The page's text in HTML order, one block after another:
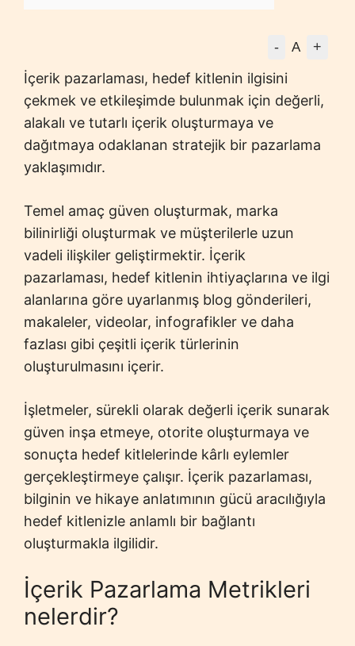
- A +
İçerik pazarlaması, hedef kitlenin ilgisini
çekmek ve etkileşimde bulunmak için değerli,
alakalı ve tutarlı içerik oluşturmaya ve
dağıtmaya odaklanan stratejik bir pazarlama
yaklaşımıdır.
Temel amaç güven oluşturmak, marka
bilinirliği oluşturmak ve müşterilerle uzun
vadeli ilişkiler geliştirmektir. İçerik
pazarlaması, hedef kitlenin ihtiyaçlarına ve ilgi
alanlarına göre uyarlanmış blog gönderileri,
makaleler, videolar, infografikler ve daha
fazlası gibi çeşitli içerik türlerinin
oluşturulmasını içerir.
İşletmeler, sürekli olarak değerli içerik sunarak
güven inşa etmeye, otorite oluşturmaya ve
sonuçta hedef kitlelerinde kârlı eylemler
gerçekleştirmeye çalışır. İçerik pazarlaması,
bilginin ve hikaye anlatımının gücü aracılığıyla
hedef kitlenizle anlamlı bir bağlantı
oluşturmakla ilgilidir.
İçerik Pazarlama Metrikleri
nelerdir?